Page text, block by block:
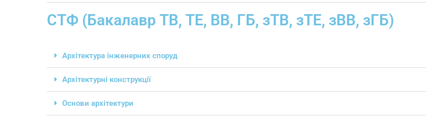
СТФ (Бакалавр ТВ, ТЕ, ВВ, ГБ, зТВ, зТЕ, зВВ, зГБ)
Архітектура інженерних споруд
Архітектурні конструкції
Основи архітектури